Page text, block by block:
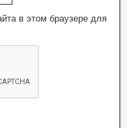
в этом браузере для